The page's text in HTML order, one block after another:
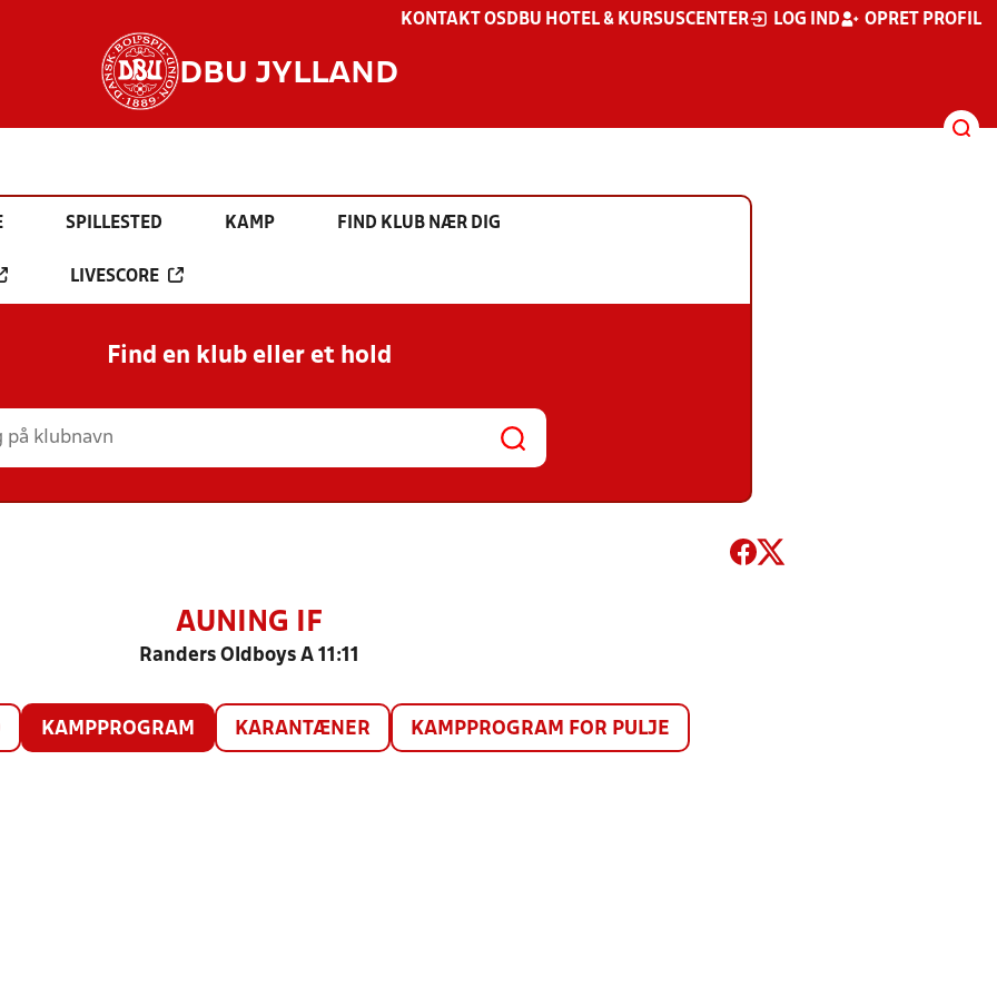
KONTAKT OS DBU HOTEL & KURSUSCENTER LOG IND OPRET PROFIL
DBU JYLLAND
SPILLESTED KAMP FIND KLUB NÆR DIG
LIVESCORE
Find en klub eller et hold
AUNING IF
Randers Oldboys A 11:11
KAMPPROGRAM KARANTÆNER KAMPPROGRAM FOR PULJE